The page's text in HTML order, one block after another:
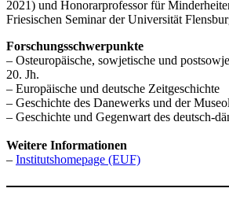
2021) und Honorarprofessor für
Friesischen Seminar der Universität
Forschungsschwerpunkte
– Osteuropäische, sowjetische und
20. Jh.
– Europäische und deutsche Zeitgeschichte
– Geschichte des Danewerks und der
– Geschichte und Gegenwart des deutsch-
Weitere Informationen
– Institutshomepage (EUF)